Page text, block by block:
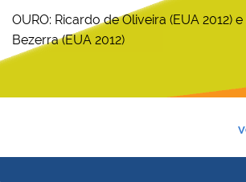
OURO: Ricardo de Oliveira (EUA 2012)
Bezerra (EUA 2012)